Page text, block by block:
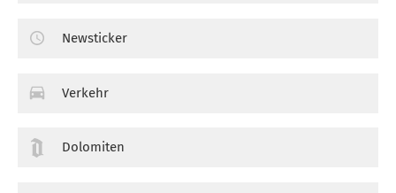
Newsticker
Verkehr
Dolomiten